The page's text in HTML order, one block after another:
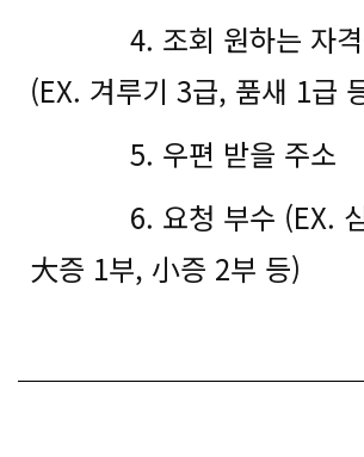
4. 조회 원하는 자격
(EX. 겨루기 3급, 품새 1급
5. 우편 받을 주소
6. 요청 부수 (EX. 심
大증 1부, 小증 2부 등)